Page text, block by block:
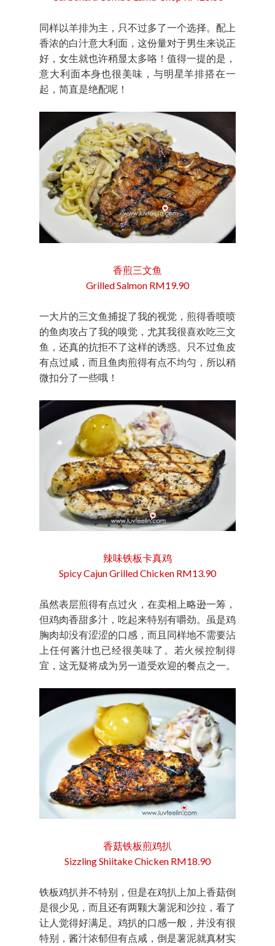
同样以羊排为主，只不过多了一个选择。配上
香浓的白汁意大利面，这份量对于男生来说正
好，女生就也许稍显太多咯！值得一提的是，
意大利面本身也很美味，与明星羊排搭在一
起，简直是绝配呢！
香煎三文鱼
Grilled Salmon RM19.90
一大片的三文鱼捕捉了我的视觉，煎得香喷喷
的鱼肉攻占了我的嗅觉，尤其我很喜欢吃三文
鱼，还真的抗拒不了这样的诱惑。只不过鱼皮
有点过咸，而且鱼肉煎得有点不均匀，所以稍
微扣分了一些哦！
辣味铁板卡真鸡
Spicy Cajun Grilled Chicken RM13.90
虽然表层煎得有点过火，在卖相上略逊一筹，
但鸡肉香甜多汁，吃起来特别有嚼劲。虽是鸡
胸肉却没有涩涩的口感，而且同样地不需要沾
上任何酱汁也已经很美味了。若火候控制得
宜，这无疑将成为另一道受欢迎的餐点之一。
香菇铁板煎鸡扒
Sizzling Shiitake Chicken RM18.90
铁板鸡扒并不特别，但是在鸡扒上加上香菇倒
是很少见，而且还有两颗大薯泥和沙拉，看了
让人觉得好满足。鸡扒的口感一般，并没有很
特别，酱汁浓郁但有点咸，倒是薯泥就真材实